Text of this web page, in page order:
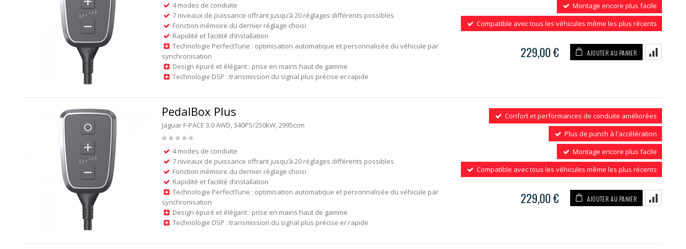
4 modes de conduite
7 niveaux de puissance offrant jusqu’à 20 réglages différents possibles
Fonction mémoire du dernier réglage choisi
Rapidité et facilité d’installation
Technologie PerfectTune : optimisation automatique et personnalisée du véhicule par
synchronisation
Design épuré et élégant : prise en mains haut de gamme
Technologie DSP : transmission du signal plus précise er rapide
Montage encore plus facile
Compatible avec tous les véhicules même les plus récents
229,00 € AJOUTER AU PANIER
PedalBox Plus
Jaguar F-PACE 3.0 AWD, 340PS/250kW, 2995ccm
4 modes de conduite
7 niveaux de puissance offrant jusqu’à 20 réglages différents possibles
Fonction mémoire du dernier réglage choisi
Rapidité et facilité d’installation
Technologie PerfectTune : optimisation automatique et personnalisée du véhicule par
synchronisation
Design épuré et élégant : prise en mains haut de gamme
Technologie DSP : transmission du signal plus précise er rapide
Confort et performances de conduite améliorées
Plus de punch à l'accélération
Montage encore plus facile
Compatible avec tous les véhicules même les plus récents
229,00 € AJOUTER AU PANIER